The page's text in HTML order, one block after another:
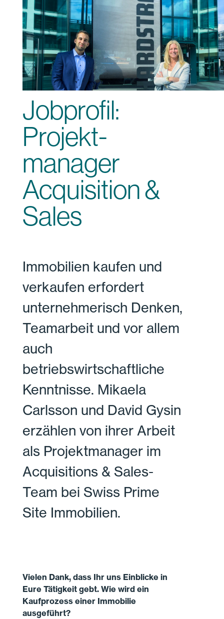
Jobprofil:
Projekt­
manager
Acquisition &
Sales
Immobilien kaufen und
verkaufen erfordert
unternehmerisch Denken,
Teamarbeit und vor allem
auch
betriebswirtschaftliche
Kenntnisse. Mikaela
Carlsson und David Gysin
erzählen von ihrer Arbeit
als Projektmanager im
Acquisitions & Sales-
Team bei Swiss Prime
Site Immobilien.
Vielen Dank, dass Ihr uns Einblicke in
Eure Tätigkeit gebt. Wie wird ein
Kaufprozess einer Immobilie
ausgeführt?